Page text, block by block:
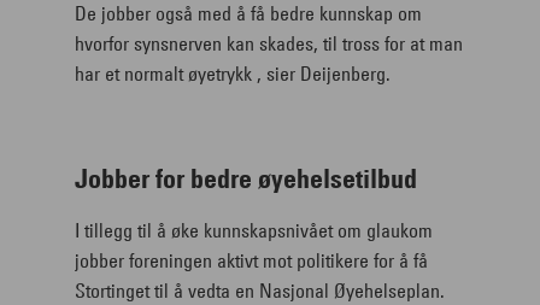
De jobber også med å få bedre kunnskap om
hvorfor synsnerven kan skades, til tross for at man
har et normalt øyetrykk , sier Deijenberg.
Jobber for bedre øyehelsetilbud
I tillegg til å øke kunnskapsnivået om glaukom
jobber foreningen aktivt mot politikere for å få
Stortinget til å vedta en Nasjonal Øyehelseplan.